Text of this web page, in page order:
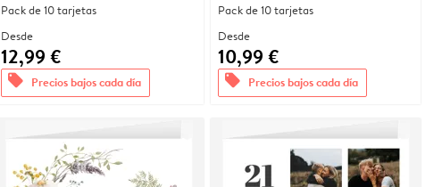
Pack de 10 tarjetas
Desde
12,99 €
offers Precios bajos cada día
Pack de 10 tarjetas
Desde
10,99 €
offers Precios bajos cada día